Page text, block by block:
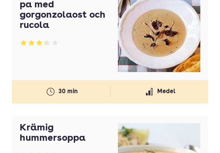
pa med
gorgonzolaost och
rucola
Betyg: 3.37 av 5
30 min Medel
Krämig
hummersoppa